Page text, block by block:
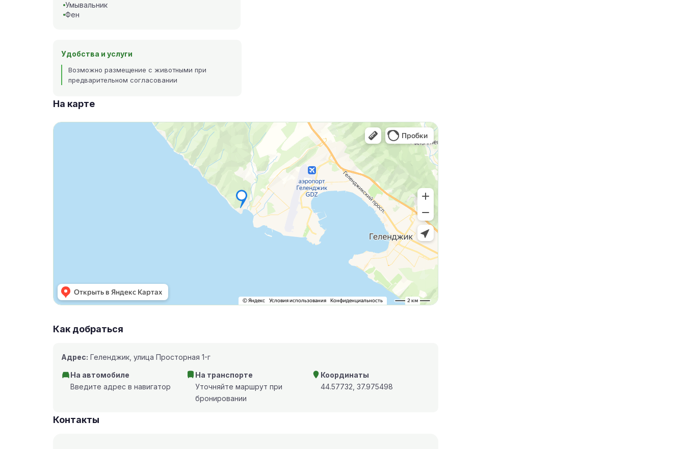
Умывальник
Фен
Удобства и услуги
Возможно размещение с животными при
предварительном согласовании
На карте
Как добраться
Адрес: Геленджик, улица Просторная 1-г
На автомобиле
Введите адрес в навигатор
На транспорте
Уточняйте маршрут при
бронировании
Координаты
44.57732, 37.975498
Контакты